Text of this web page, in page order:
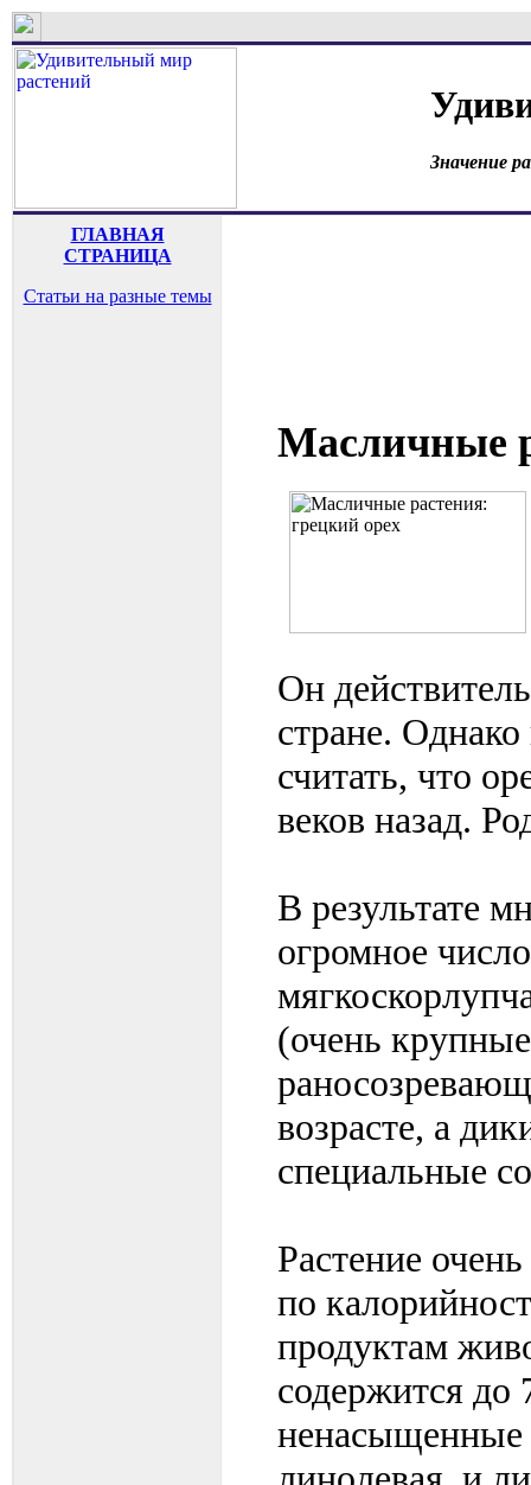
Значение
ГЛАВНАЯ
СТРАНИЦА
Статьи на разные темы
Масличные
Он
стране.
считать, что
веков назад.
В результате
огромное
(очень
возрасте, а
специальные
Растение
по
продуктам
содержится до
ненасыщенные